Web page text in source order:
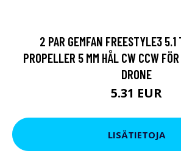
2 PAR GEMFAN FREESTYLE3
PROPELLER 5 MM HÅL CW CCW
DRONE
5.31 EUR
LISÄTIETOJA